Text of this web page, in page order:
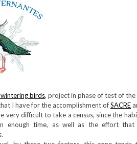
birds, project in phase of test of the
I have for the accomplishment ofSACRE
very difficult to take a census, since the
enough time, as well as the effort that